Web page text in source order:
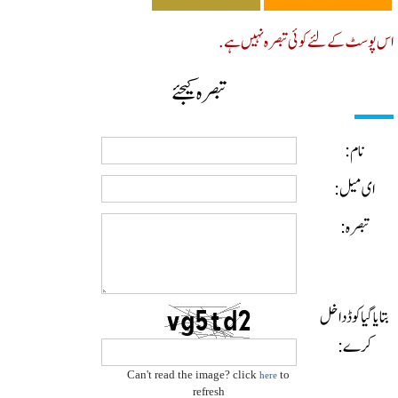
کے لئے کوئی تبصرہ نہیں ہے.
تبصرہ کیجئے
نام:
ای میل:
تبصرہ:
گیا کوڈ داخل
کرے:
Can't read the image? clickhere
refresh